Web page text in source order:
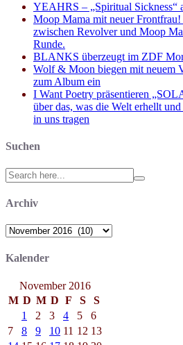
YEAHRS – „Spiritual Sickness“
Moop Mama mit neuer
zwischen Revolver und Moop
Runde.
BLANKS überzeugt im ZDF
Wolf & Moon biegen mit neuem
zum Album ein
I Want Poetry präsentieren
über das, was die Welt erhellt
in uns tragen
Suchen
Search
for:
Archiv
Archiv
Kalender
November 2016
M D M D F S
S
1
2 3 4 5
6
7
8 9 10 11 12 13